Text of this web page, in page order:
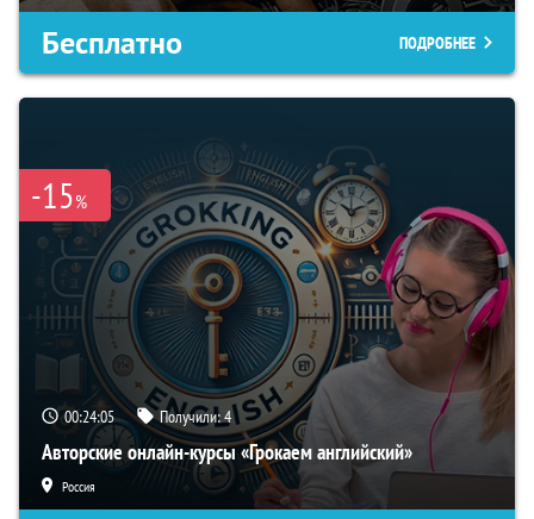
Бесплатно ПОДРОБНЕЕ
-15%
00:24:04 Получили:4
Авторские онлайн-курсы «Грокаем английский»
Россия